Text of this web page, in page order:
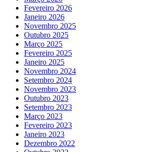
Fevereiro 2026
Janeiro 2026
Novembro 2025
Outubro 2025
Março 2025
Fevereiro 2025
Janeiro 2025
Novembro 2024
Setembro 2024
Novembro 2023
Outubro 2023
Setembro 2023
Março 2023
Fevereiro 2023
Janeiro 2023
Dezembro 2022